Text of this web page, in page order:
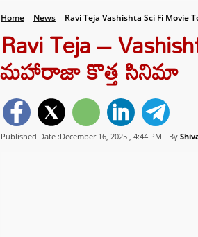
Home News Ravi Teja Vashishta Sci Fi Movie
Ravi Teja –
మహారాజా కొత్త సినిమా
Published Date :December 16, 2025 , 4:44 PM By